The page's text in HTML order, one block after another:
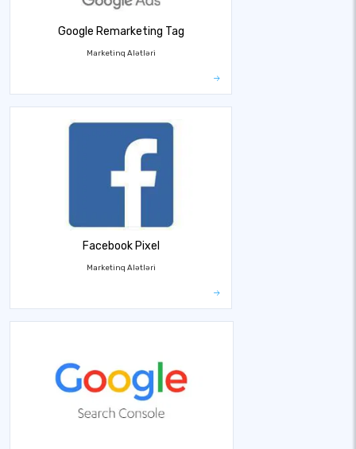
Google Remarketing Tag
Marketinq Alətləri
Facebook Pixel
Marketinq Alətləri